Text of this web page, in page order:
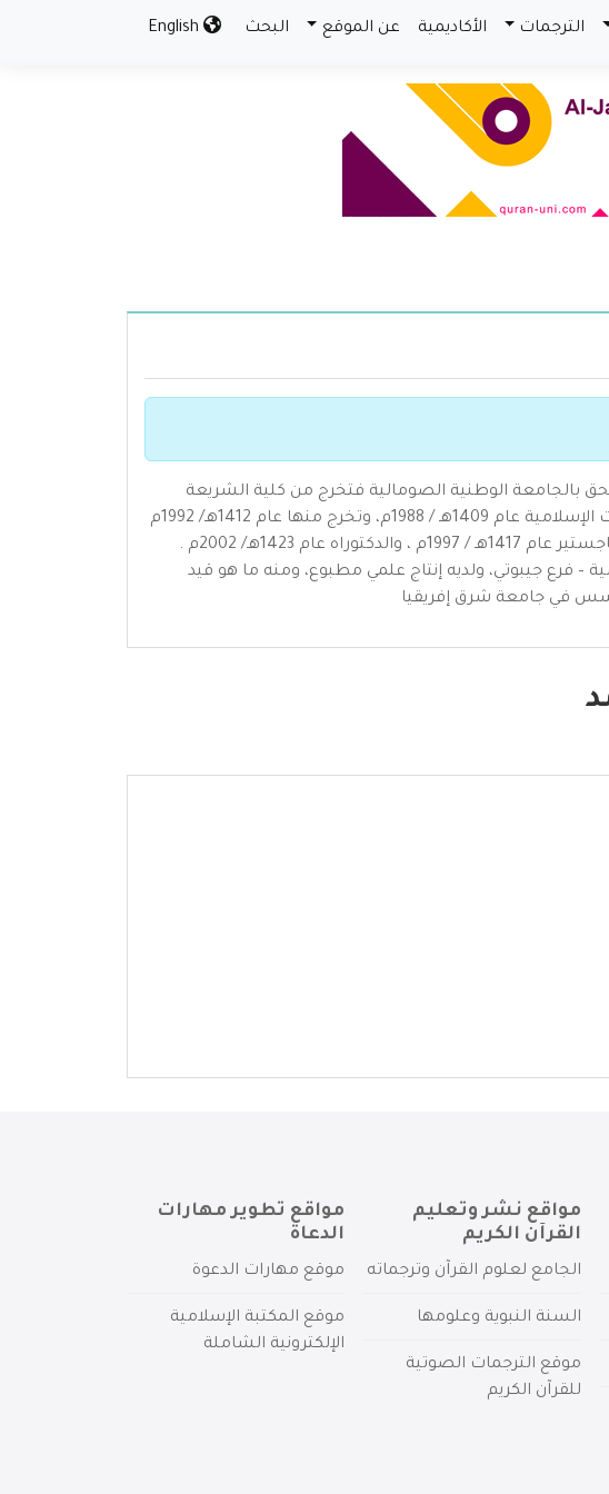
الترجمات الأكاديمية عن الموقع البحث
في مقديشو، ثم التحق بالجامعة الوطنية الصومالية فتخرج من كلية الشريعة
والدراسات الإسلامية، التحق بعد ذلك بالجامعة الإسلامية بالمدينة المنورة، كلية القرآن الكريم والدراسات الإسلامية عام 1409هـ / 1988م، وتخرج منها عام 1412هـ/ 1992م
، ثم واصل تعليمه في قسم الدراسات العليا بالجامعة تخصص التفسير وعلوم القرآن، فحصل على الماجستير عام 1417هـ / 1997م ، والدكتوراه عام 1423هـ/ 2002م .
– فرع جيبوتي، ولديه إنتاج علمي مطبوع، ومنه ما هو قيد
في جامعة شرق إفريقيا
مواقع نشر وتعليم
القرآن الكريم
الجامع لعلوم القرآن وترجماته
السنة النبوية وعلومها
موقع الترجمات الصوتية
للقرآن الكريم
مواقع تطوير مهارات
الدعاة
موقع مهارات الدعوة
موقع المكتبة الإسلامية
الإلكترونية الشاملة